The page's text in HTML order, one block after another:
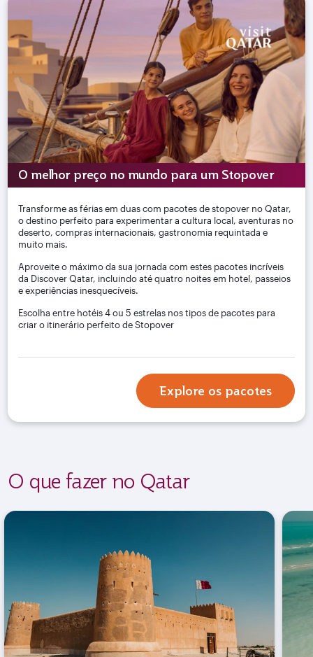
O melhor preço no mundo para um Stopover
Transforme as férias em duas com pacotes de stopover no Qatar,
o destino perfeito para experimentar a cultura local, aventuras no
deserto, compras internacionais, gastronomia requintada e
muito mais.
Aproveite o máximo da sua jornada com estes pacotes incríveis
da Discover Qatar, incluindo até quatro noites em hotel, passeios
e experiências inesquecíveis.
Escolha entre hotéis 4 ou 5 estrelas nos tipos de pacotes para
criar o itinerário perfeito de Stopover
Explore os pacotes
O que fazer no Qatar